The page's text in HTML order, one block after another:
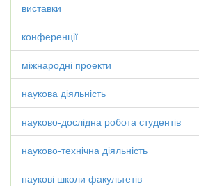
виставки
конференції
міжнародні проекти
наукова діяльність
науково-дослідна робота студентів
науково-технічна діяльність
наукові школи факультетів